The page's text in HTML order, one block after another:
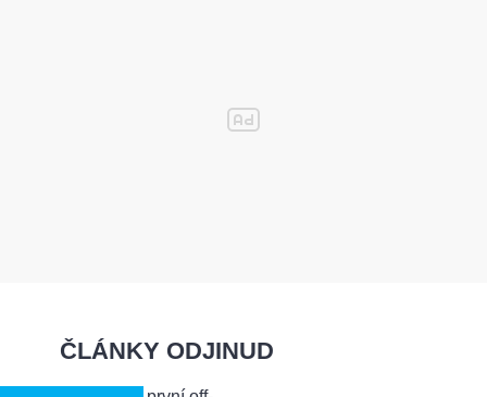
ČLÁNKY ODJINUD